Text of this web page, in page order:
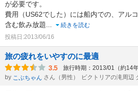
が必要です。
費用（US62でした）には船内での、アル
含む飲み放題
続きを読む
投稿日:2013/06/16
旅の疲れをいやすのに最適
3.5 旅行時期：2013/01（約14年
by こぶちゃん さん（男性） ビクトリアの滝周辺